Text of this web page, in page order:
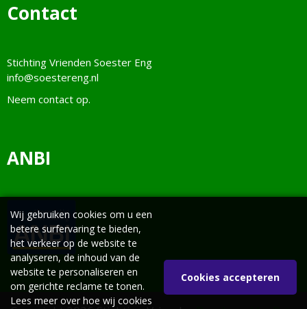
Contact
Stichting Vrienden Soester Eng
info@soestereng.nl
Neem contact op.
ANBI
Wij gebruiken cookies om u een
betere surfervaring te bieden,
het verkeer op de website te
analyseren, de inhoud van de
website te personaliseren en
om gerichte reclame te tonen.
Lees meer over hoe wij cookies
Cookies accepteren